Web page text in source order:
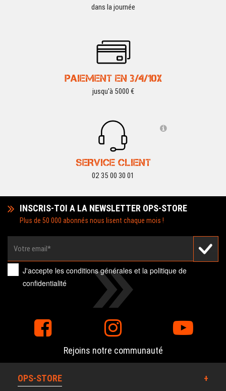
dans la journée
PAIEMENT EN 3/4/10X
jusqu'à 5000 €
SERVICE CLIENT
02 35 00 30 01
INSCRIS-TOI A LA NEWSLETTER OPS-STORE
Plus de 50 000 abonnés nous lisent chaque mois !
J'accepte lesconditions générales et lapolitique de
confidentialité
Rejoins notre communauté
OPS-STORE